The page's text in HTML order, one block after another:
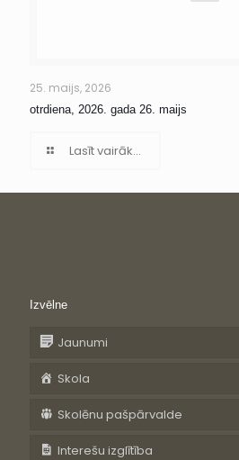
25. maijs, 2026
otrdiena, 2026. gada 26. maijs
Lasīt vairāk...
Izvēlne
Jaunumi
Skola
Skolēnu pašpārvalde
Interešu izglītība